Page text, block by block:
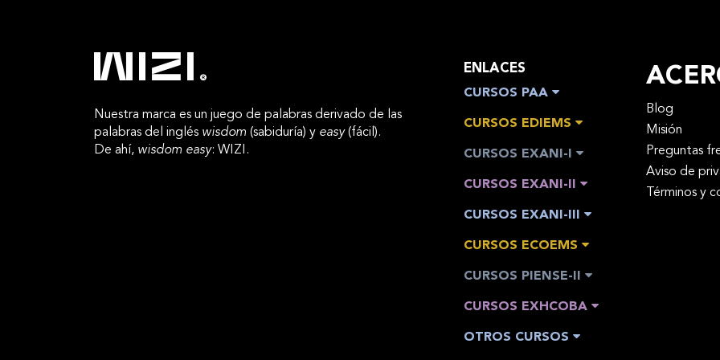
Nuestra marca es un juego de palabras derivado de las
palabras del inglés wisdom (sabiduría) y easy(fácil).
De ahí, wisdom easy: WIZI.
ENLACES
CURSOS PAA
CURSOS EDIEMS
CURSOS EXANI-I
CURSOS EXANI-II
CURSOS EXANI-III
CURSOS ECOEMS
CURSOS PIENSE-II
CURSOS EXHCOBA
OTROS CURSOS
Blog
Misión
Preguntas
Aviso de
Términos y